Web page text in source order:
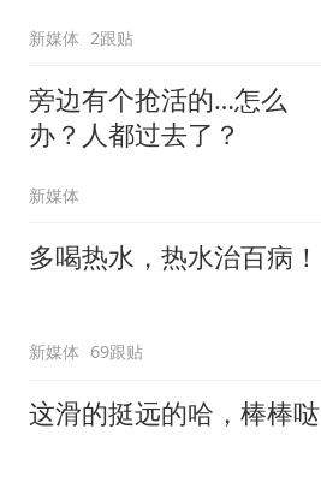
新媒体 2跟贴
旁边有个抢活的…怎么
办？人都过去了？
新媒体
多喝热水，热水治百病！
新媒体 69跟贴
这滑的挺远的哈，棒棒哒